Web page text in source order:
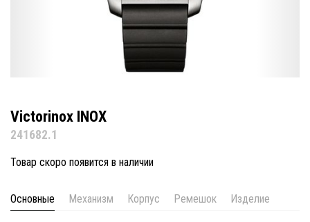
Victorinox INOX
241682.1
Товар скоро появится в наличии
Основные Механизм Корпус Ремешок Изделие